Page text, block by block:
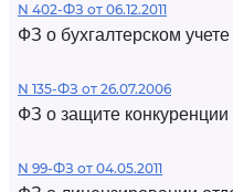
N 402-ФЗ от 06.12.2011
ФЗ о бухгалтерском учете
N 135-ФЗ от 26.07.2006
ФЗ о защите конкуренции
N 99-ФЗ от 04.05.2011